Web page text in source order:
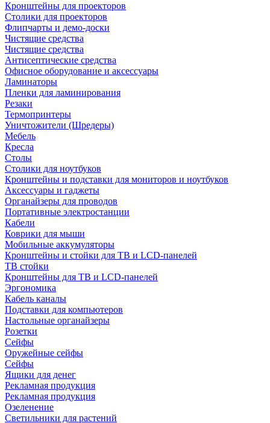
Кронштейны для проекторов
Столики для проекторов
Флипчарты и демо-доски
Чистящие средства
Чистящие средства
Антисептические средства
Офисное оборудование и аксессуары
Ламинаторы
Пленки для ламинирования
Резаки
Термопринтеры
Уничтожители (Шредеры)
Мебель
Кресла
Столы
Столики для ноутбуков
Кронштейны и подставки для мониторов и ноутбуков
Аксессуары и гаджеты
Органайзеры для проводов
Портативные электростанции
Кабели
Коврики для мыши
Мобильные аккумуляторы
Кронштейны и стойки для ТВ и LCD-панелей
ТВ стойки
Кронштейны для ТВ и LCD-панелей
Эргономика
Кабель каналы
Подставки для компьютеров
Настольные органайзеры
Розетки
Сейфы
Оружейные сейфы
Сейфы
Ящики для денег
Рекламная продукция
Рекламная продукция
Озеленение
Светильники для растений